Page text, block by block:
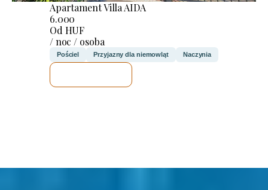
Apartament Villa AIDA
6.000
Od HUF
/ noc / osoba
Pościel Przyjazny dla niemowląt Naczynia